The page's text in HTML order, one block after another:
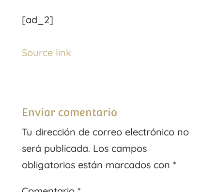
[ad_2]
Source link
Enviar comentario
Tu dirección de correo electrónico no
será publicada. Los campos
obligatorios están marcados con *